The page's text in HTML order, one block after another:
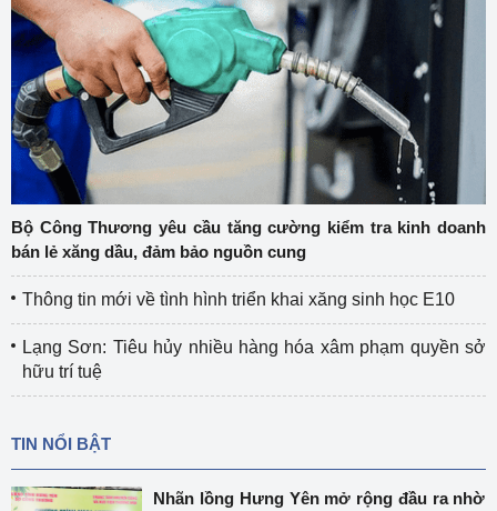
Bộ Công Thương yêu cầu tăng cường kiểm tra kinh doanh
bán lẻ xăng dầu, đảm bảo nguồn cung
Thông tin mới về tình hình triển khai xăng sinh học E10
Lạng Sơn: Tiêu hủy nhiều hàng hóa xâm phạm quyền sở
hữu trí tuệ
TIN NỔI BẬT
Nhãn lồng Hưng Yên mở rộng đầu ra nhờ